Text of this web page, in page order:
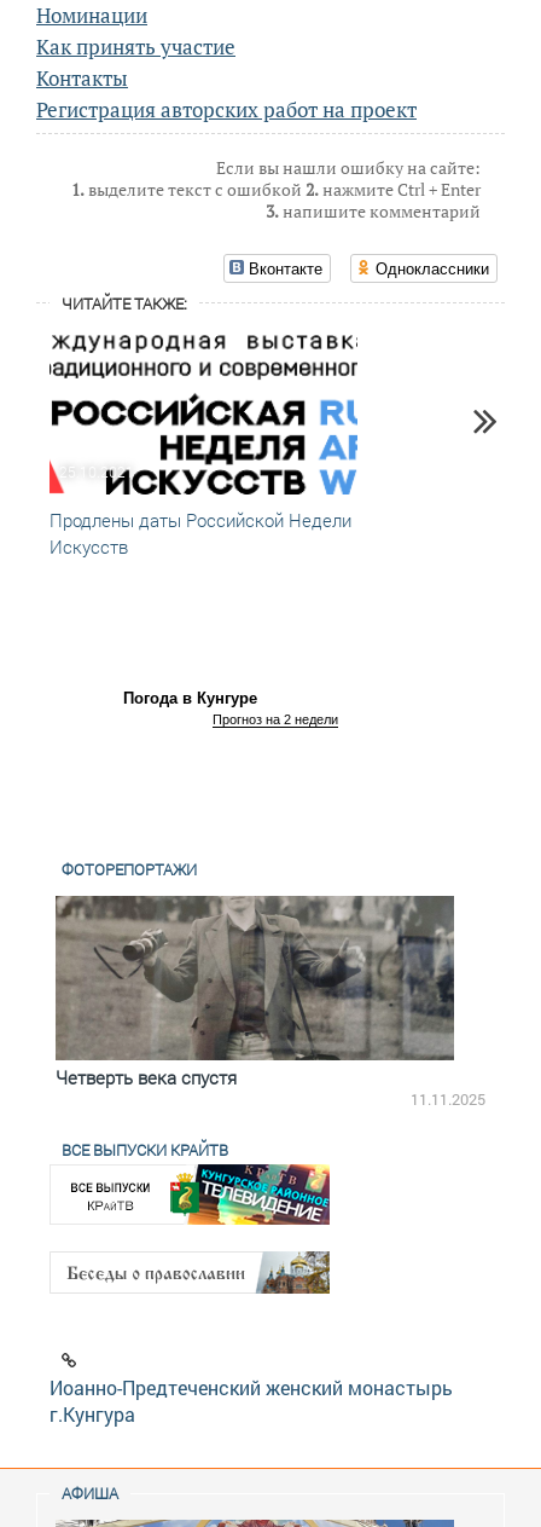
Номинации
Как принять участие
Контакты
Регистрация авторских работ на проект
Если вы нашли ошибку на сайте:
1.выделите текст с ошибкой 2.нажмите Ctrl + Enter
3.напишите комментарий
Вконтакте Одноклассники
ЧИТАЙТЕ ТАКЖЕ:
25.10.2021
Продлены даты Российской Недели
Искусств
Погода в Кунгуре
Прогноз на 2 недели
ФОТОРЕПОРТАЖИ
Четверть века спустя
11.11.2025
ВСЕ ВЫПУСКИ КРАЙТВ
Иоанно-Предтеченский женский монастырь
г.Кунгура
АФИША